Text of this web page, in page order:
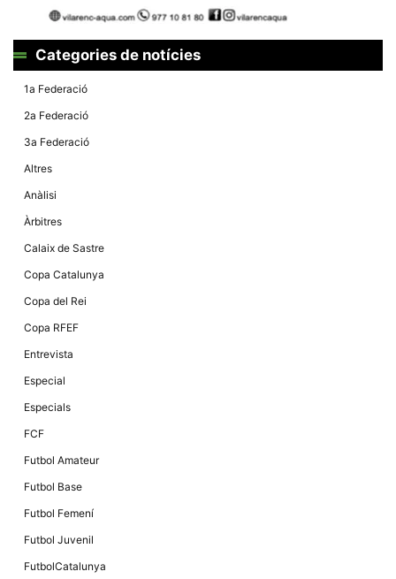
Categories de notícies
1a Federació
2a Federació
3a Federació
Altres
Anàlisi
Àrbitres
Calaix de Sastre
Copa Catalunya
Copa del Rei
Copa RFEF
Entrevista
Especial
Especials
FCF
Futbol Amateur
Futbol Base
Futbol Femení
Futbol Juvenil
FutbolCatalunya